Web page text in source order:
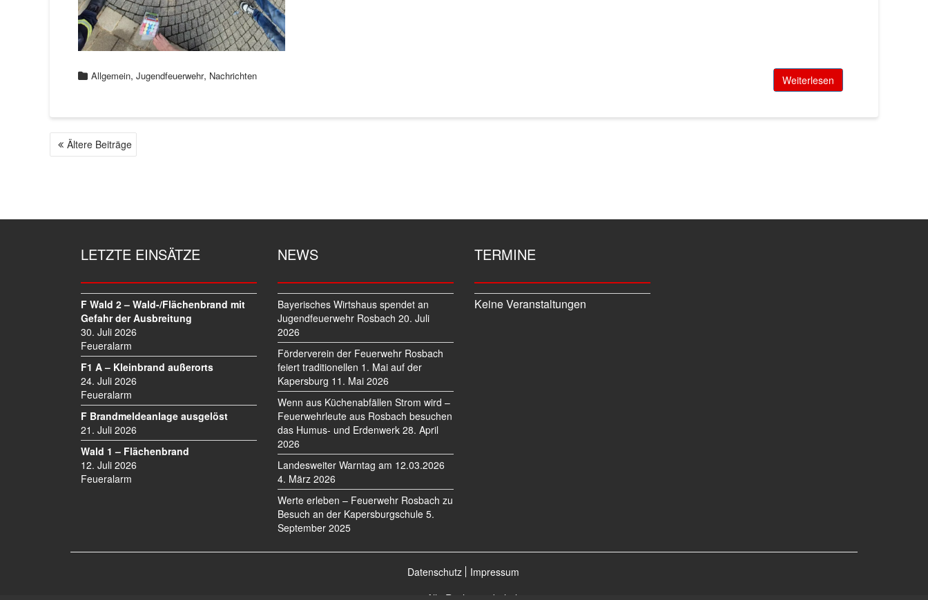
Allgemein, Jugendfeuerwehr, Nachrichten Weiterlesen
B
R
Ältere Beiträge
LETZTE EINSÄTZE
F Wald 2 – Wald-/Flächenbrand mit
Gefahr der Ausbreitung
30. Juli 2026
Feueralarm
F1 A – Kleinbrand außerorts
24. Juli 2026
Feueralarm
F Brandmeldeanlage ausgelöst
21. Juli 2026
Wald 1 – Flächenbrand
12. Juli 2026
Feueralarm
NEWS
Bayerisches Wirtshaus spendet an
Jugendfeuerwehr Rosbach 20. Juli
2026
Förderverein der Feuerwehr Rosbach
feiert traditionellen 1. Mai auf der
Kapersburg 11. Mai 2026
Wenn aus Küchenabfällen Strom wird –
Feuerwehrleute aus Rosbach besuchen
das Humus- und Erdenwerk 28. April
2026
Landesweiter Warntag am 12.03.2026
4. März 2026
Werte erleben – Feuerwehr Rosbach zu
Besuch an der Kapersburgschule 5.
September 2025
TERMINE
Keine Veranstaltungen
Datenschutz
Impressum